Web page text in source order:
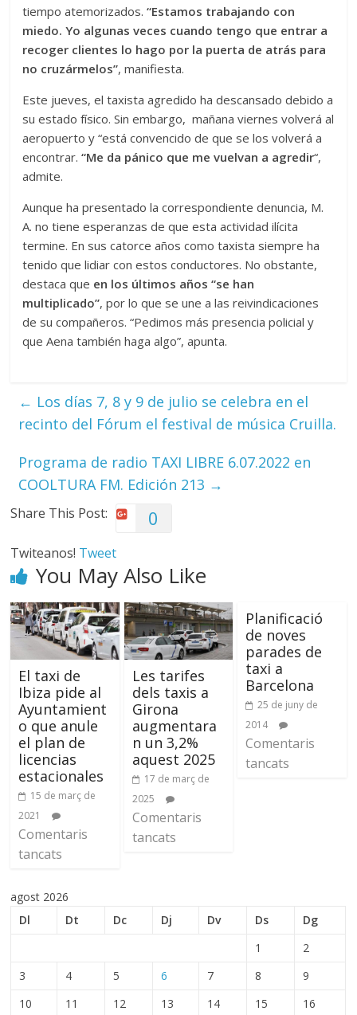
tiempo atemorizados.“Estamos trabajando con
miedo. Yo algunas veces cuando tengo que entrar a
recoger clientes lo hago por la puerta de atrás para
no cruzármelos”, manifiesta.
Este jueves, el taxista agredido ha descansado debido a
su estado físico. Sin embargo, mañana viernes volverá al
aeropuerto y “está convencido de que se los volverá a
encontrar.“Me da pánico que me vuelvan a agredir“,
admite.
Aunque ha presentado la correspondiente denuncia, M.
A. no tiene esperanzas de que esta actividad ilícita
termine. En sus catorce años como taxista siempre ha
tenido que lidiar con estos conductores. No obstante,
destaca que en los últimos años “se han
multiplicado”, por lo que se une a las reivindicaciones
de su compañeros. “Pedimos más presencia policial y
que Aena también haga algo”, apunta.
← Los días 7, 8 y 9 de julio se celebra en el
recinto del Fórum el festival de música Cruilla.
Programa de radio TAXI LIBRE 6.07.2022 en
COOLTURA FM. Edición 213 →
Share This Post: 0
Twiteanos! Tweet
You May Also Like
El taxi de
Ibiza pide al
Ayuntamient
o que anule
el plan de
licencias
estacionales
15 de març de
2021
Comentaris
tancats
Les tarifes
dels taxis a
Girona
augmentara
n un 3,2%
aquest 2025
17 de març de
2025
Comentaris
tancats
Planificació
de noves
parades de
taxi a
Barcelona
25 de juny de
2014
Comentaris
tancats
agost 2026
Dl
Dt Dc Dj Dv Ds
Dg
1
2
3
4 5 6 7 8
9
10
11 12 13 14 15
16